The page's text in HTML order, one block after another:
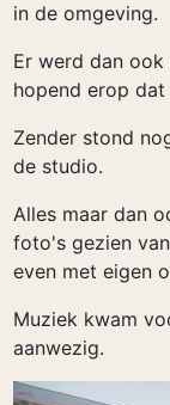
in de omgeving.
Er werd dan
hopend erop
Zender stond
de studio.
Alles maar dan
foto's gezien
even met eigen
Muziek kwam
aanwezig.